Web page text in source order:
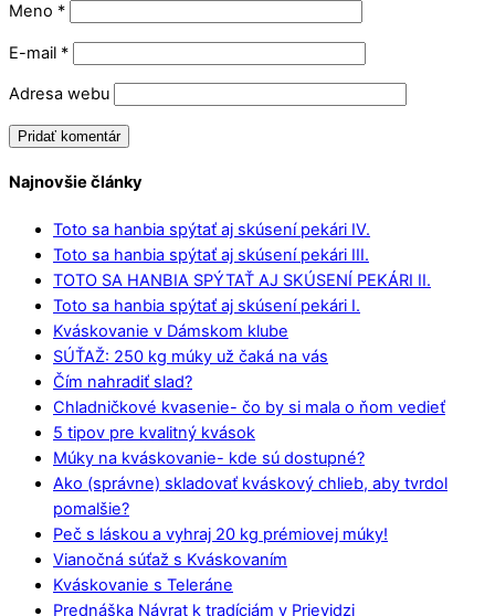
Meno *
E-mail *
Adresa webu
Najnovšie články
Toto sa hanbia spýtať aj skúsení pekári IV.
Toto sa hanbia spýtať aj skúsení pekári III.
TOTO SA HANBIA SPÝTAŤ AJ SKÚSENÍ PEKÁRI II.
Toto sa hanbia spýtať aj skúsení pekári I.
Kváskovanie v Dámskom klube
SÚŤAŽ: 250 kg múky už čaká na vás
Čím nahradiť slad?
Chladničkové kvasenie- čo by si mala o ňom vedieť
5 tipov pre kvalitný kvások
Múky na kváskovanie- kde sú dostupné?
Ako (správne) skladovať kváskový chlieb, aby tvrdol
pomalšie?
Peč s láskou a vyhraj 20 kg prémiovej múky!
Vianočná súťaž s Kváskovaním
Kváskovanie s Teleráne
Prednáška Návrat k tradíciám v Prievidzi